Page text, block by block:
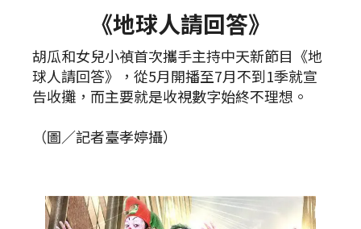
《地球人請回答》
胡瓜和女兒小禎首次攜手主持中天新節目《地
球人請回答》，從5月開播至7月不到1季就宣
告收攤，而主要就是收視數字始終不理想。
（圖／記者臺孝婷攝）